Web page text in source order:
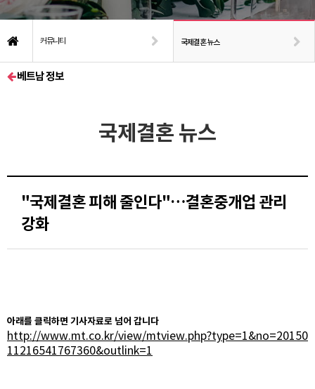
커뮤니티 국제결혼 뉴스
베트남 정보
국제결혼 뉴스
"국제결혼 피해 줄인다"…결혼중개업 관리
강화
아래를 클릭하면 기사자료로 넘어 갑니다
http://www.mt.co.kr/view/mtview.php?type=1&no=20150
11216541767360&outlink=1